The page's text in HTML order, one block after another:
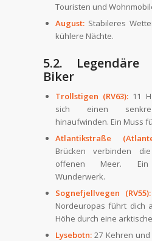
Touristen und
August:Stabileres
kühlere Nächte.
5.2.
Biker
Trollstigen (RV63): 11
sich einen
hinaufwinden. Ein Muss
Atlantikstraße
Brücken verbinden
offenen Meer. Ein
Wunderwerk.
Sognefjellvegen (RV55):
Nordeuropas führt dich
Höhe durch eine
Lysebotn:27 Kehren und